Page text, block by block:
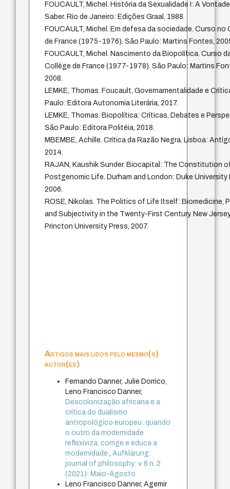
FOUCAULT, Michel. História da Sexualidade I: A
Saber. Rio de Janeiro: Edições Graal, 1988.
FOUCAULT, Michel. Em defesa da sociedade. Curso no
de France (1975-1976). São Paulo: Martins Fontes,
FOUCAULT, Michel. Nascimento da Biopolítica. Curso
Collège de France (1977-1978). São Paulo: Martins
2008.
LEMKE, Thomas. Foucault, Governamentalidade e
Paulo: Editora Autonomia Literária, 2017.
LEMKE, Thomas. Biopolítica: Críticas, Debates e
São Paulo: Editora Politéia, 2018.
MBEMBE, Achille. Crítica da Razão Negra. Lisboa:
2014.
RAJAN, Kaushik Sunder. Biocapital: The Constitution
Postgenomic Life. Durham and London: Duke University
2006.
ROSE, Nikolas. The Politics of Life Itself: Biomedicine,
and Subjectivity in the Twenty-First Century. New
Princton University Press, 2007.
Artigos mais lidos pelo mesmo(s)
autor(es)
Fernando Danner, Julie Dorrico,
Leno Francisco Danner,
Descolonização africana e a
crítica do dualismo
antropológico europeu: quando
o outro da modernidade
reflexiviza, corrige e educa a
modernidade,Aufklärung:
journal of philosophy: v. 8 n. 2
(2021): Maio-Agosto
Leno Francisco Danner, Agemir